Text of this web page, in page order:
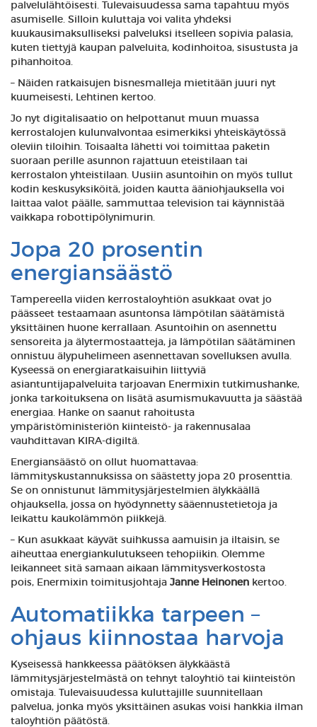
palvelulähtöisesti. Tulevaisuudessa sama tapahtuu myös
asumiselle. Silloin kuluttaja voi valita yhdeksi
kuukausimaksulliseksi palveluksi itselleen sopivia palasia,
kuten tiettyjä kaupan palveluita, kodinhoitoa, sisustusta ja
pihanhoitoa.
– Näiden ratkaisujen bisnesmalleja mietitään juuri nyt
kuumeisesti, Lehtinen kertoo.
Jo nyt digitalisaatio on helpottanut muun muassa
kerrostalojen kulunvalvontaa esimerkiksi yhteiskäytössä
oleviin tiloihin. Toisaalta lähetti voi toimittaa paketin
suoraan perille asunnon rajattuun eteistilaan tai
kerrostalon yhteistilaan. Uusiin asuntoihin on myös tullut
kodin keskusyksiköitä, joiden kautta ääniohjauksella voi
laittaa valot päälle, sammuttaa television tai käynnistää
vaikkapa robottipölynimurin.
Jopa 20 prosentin
energiansäästö
Tampereella viiden kerrostaloyhtiön asukkaat ovat jo
päässeet testaamaan asuntonsa lämpötilan säätämistä
yksittäinen huone kerrallaan. Asuntoihin on asennettu
sensoreita ja älytermostaatteja, ja lämpötilan säätäminen
onnistuu älypuhelimeen asennettavan sovelluksen avulla.
Kyseessä on energiaratkaisuihin liittyviä
asiantuntijapalveluita tarjoavan Enermixin tutkimushanke,
jonka tarkoituksena on lisätä asumismukavuutta ja säästää
energiaa. Hanke on saanut rahoitusta
ympäristöministeriön kiinteistö- ja rakennusalaa
vauhdittavan KIRA-digiltä.
Energiansäästö on ollut huomattavaa:
lämmityskustannuksissa on säästetty jopa 20 prosenttia.
Se on onnistunut lämmitysjärjestelmien älykkäällä
ohjauksella, jossa on hyödynnetty sääennustetietoja ja
leikattu kaukolämmön piikkejä.
– Kun asukkaat käyvät suihkussa aamuisin ja iltaisin, se
aiheuttaa energiankulutukseen tehopiikin. Olemme
leikanneet sitä samaan aikaan lämmitysverkostosta
pois, Enermixin toimitusjohtaja Janne Heinonen kertoo.
Automatiikka tarpeen –
ohjaus kiinnostaa harvoja
Kyseisessä hankkeessa päätöksen älykkäästä
lämmitysjärjestelmästä on tehnyt taloyhtiö tai kiinteistön
omistaja. Tulevaisuudessa kuluttajille suunnitellaan
palvelua, jonka myös yksittäinen asukas voisi hankkia ilman
taloyhtiön päätöstä.